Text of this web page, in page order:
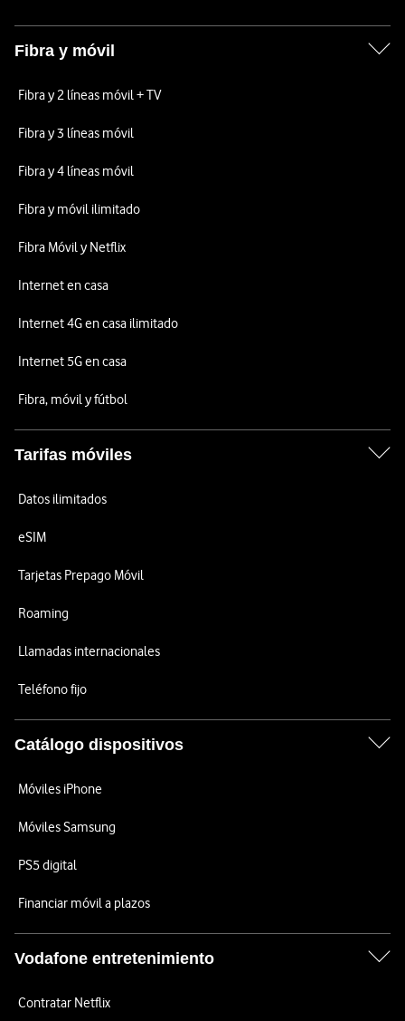
Fibra y móvil
Fibra y 2 líneas móvil + TV
Fibra y 3 líneas móvil
Fibra y 4 líneas móvil
Fibra y móvil ilimitado
Fibra Móvil y Netflix
Internet en casa
Internet 4G en casa ilimitado
Internet 5G en casa
Fibra, móvil y fútbol
Tarifas móviles
Datos ilimitados
eSIM
Tarjetas Prepago Móvil
Roaming
Llamadas internacionales
Teléfono fijo
Catálogo dispositivos
Móviles iPhone
Móviles Samsung
PS5 digital
Financiar móvil a plazos
Vodafone entretenimiento
Contratar Netflix